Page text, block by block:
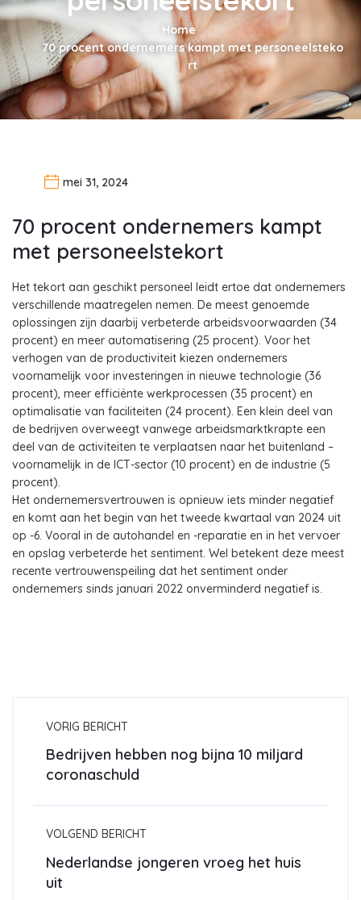
Home
70 procent ondernemers kampt met personeelsteko
rt
mei 31, 2024
70 procent ondernemers kampt
met personeelstekort
Het tekort aan geschikt personeel leidt ertoe dat ondernemers
verschillende maatregelen nemen. De meest genoemde
oplossingen zijn daarbij verbeterde arbeidsvoorwaarden (34
procent) en meer automatisering (25 procent). Voor het
verhogen van de productiviteit kiezen ondernemers
voornamelijk voor investeringen in nieuwe technologie (36
procent), meer efficiënte werkprocessen (35 procent) en
optimalisatie van faciliteiten (24 procent). Een klein deel van
de bedrijven overweegt vanwege arbeidsmarktkrapte een
deel van de activiteiten te verplaatsen naar het buitenland –
voornamelijk in de ICT-sector (10 procent) en de industrie (5
procent).
Het ondernemersvertrouwen is opnieuw iets minder negatief
en komt aan het begin van het tweede kwartaal van 2024 uit
op -6. Vooral in de autohandel en -reparatie en in het vervoer
en opslag verbeterde het sentiment. Wel betekent deze meest
recente vertrouwenspeiling dat het sentiment onder
ondernemers sinds januari 2022 onverminderd negatief is.
VORIG BERICHT
Bedrijven hebben nog bijna 10 miljard
coronaschuld
VOLGEND BERICHT
Nederlandse jongeren vroeg het huis
uit